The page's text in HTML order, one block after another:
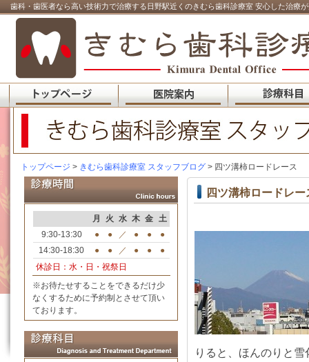
歯科・歯医者なら高い技術力で治療する日野駅近くのきむら歯科診療室 安心した治療
トップページ > きむら歯科診療室 スタッフブログ > 四ツ溝柿ロードレース
月 火 水 木 金 土
9:30-13:30
● ● ／ ● ●
●
14:30-18:30
● ● ／ ● ●
●
休診日：水・日・祝祭日
※お待たせすることをできるだけ少
なくするために予約制とさせて頂い
ております。
四ツ溝柿ロードレー
りると、ほんのりと